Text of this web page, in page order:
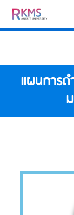
content
แผนการด